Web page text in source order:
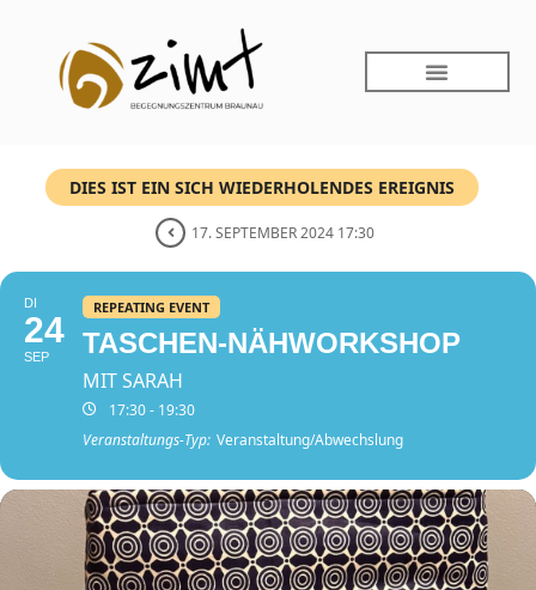
DIES IST EIN SICH WIEDERHOLENDES EREIGNIS
17. SEPTEMBER 2024 17:30
DI
24
SEP
REPEATING EVENT
TASCHEN-NÄHWORKSHOP
MIT SARAH
17:30 - 19:30
Veranstaltungs-Typ: Veranstaltung/Abwechslung